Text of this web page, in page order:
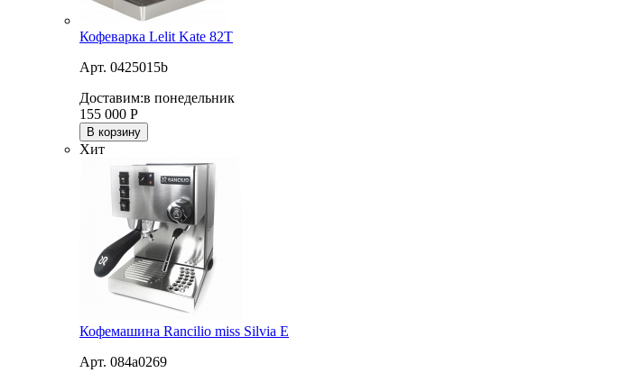
Кофеварка Lelit Kate 82T
Арт. 0425015b
Доставим:в понедельник
155 000 Р
В корзину
Хит
Кофемашина Rancilio miss Silvia E
Арт. 084a0269